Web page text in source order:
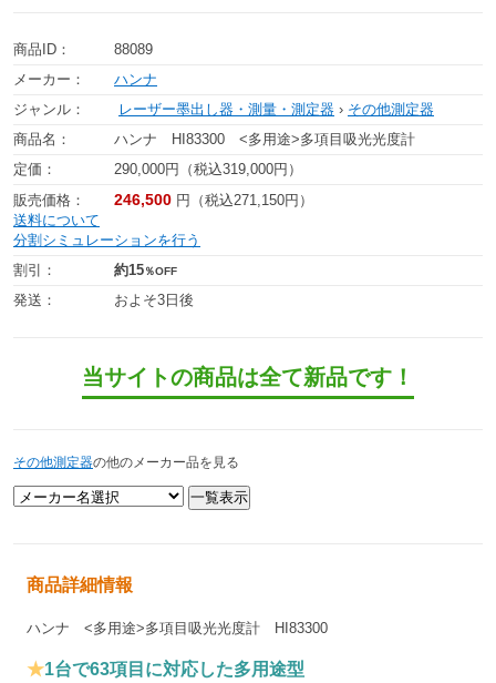
商品ID：
88089
メーカー：
ハンナ
ジャンル：
レーザー墨出し器・測量・測定器 › その他測定器
商品名：
ハンナ HI83300 <多用途>多項目吸光光度計
定価：
290,000円（税込319,000円）
販売価格：
246,500 円（税込271,150円）
送料について
分割シミュレーションを行う
割引：
約15％OFF
発送： およそ3日後
当サイトの商品は全て新品です！
その他測定器の他のメーカー品を見る
商品詳細情報
ハンナ <多用途>多項目吸光光度計 HI83300
★1台で63項目に対応した多用途型